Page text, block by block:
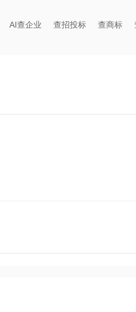
AI查企业 查招投标 查商标